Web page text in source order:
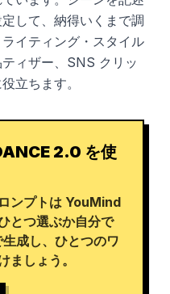
して、納得いくまで調
イティング・スタイル
ィザー、SNS クリッ
立ちます。
2.0 を使
ンプトは YouMind
とつ選ぶか自分で
成し、ひとつのワ
ましょう。